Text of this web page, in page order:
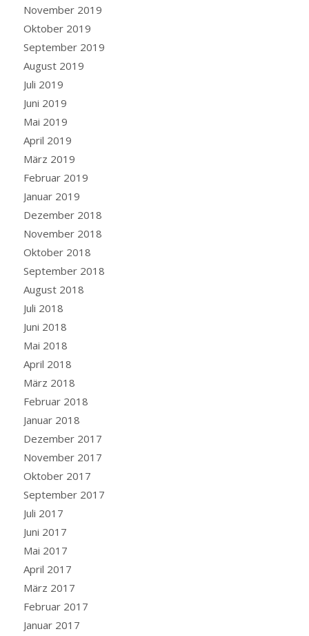
November 2019
Oktober 2019
September 2019
August 2019
Juli 2019
Juni 2019
Mai 2019
April 2019
März 2019
Februar 2019
Januar 2019
Dezember 2018
November 2018
Oktober 2018
September 2018
August 2018
Juli 2018
Juni 2018
Mai 2018
April 2018
März 2018
Februar 2018
Januar 2018
Dezember 2017
November 2017
Oktober 2017
September 2017
Juli 2017
Juni 2017
Mai 2017
April 2017
März 2017
Februar 2017
Januar 2017